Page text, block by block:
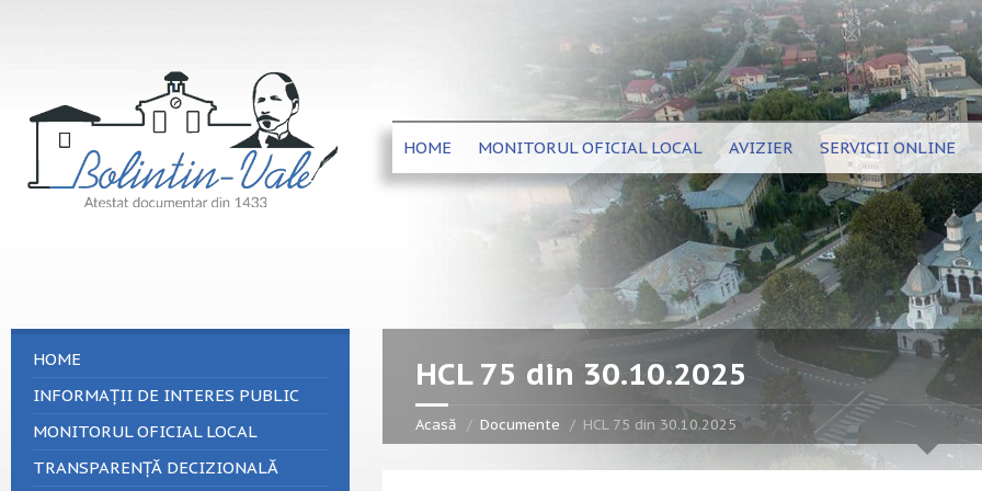
HOME MONITORUL OFICIAL LOCAL AVIZIER SERVICII ONLINE
HCL 75 din 30.10.2025
Acasă Documente HCL 75 din 30.10.2025
HOME
INFORMAȚII DE INTERES PUBLIC
MONITORUL OFICIAL LOCAL
TRANSPARENȚĂ DECIZIONALĂ